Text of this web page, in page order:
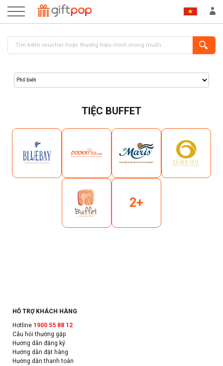
TIỆC BUFFET
2+
HỖ TRỢ KHÁCH HÀNG
Hotline 1900 55 88 12
Câu hỏi thường gặp
Hướng dẫn đăng ký
Hướng dẫn đặt hàng
Hướng dẫn thanh toán